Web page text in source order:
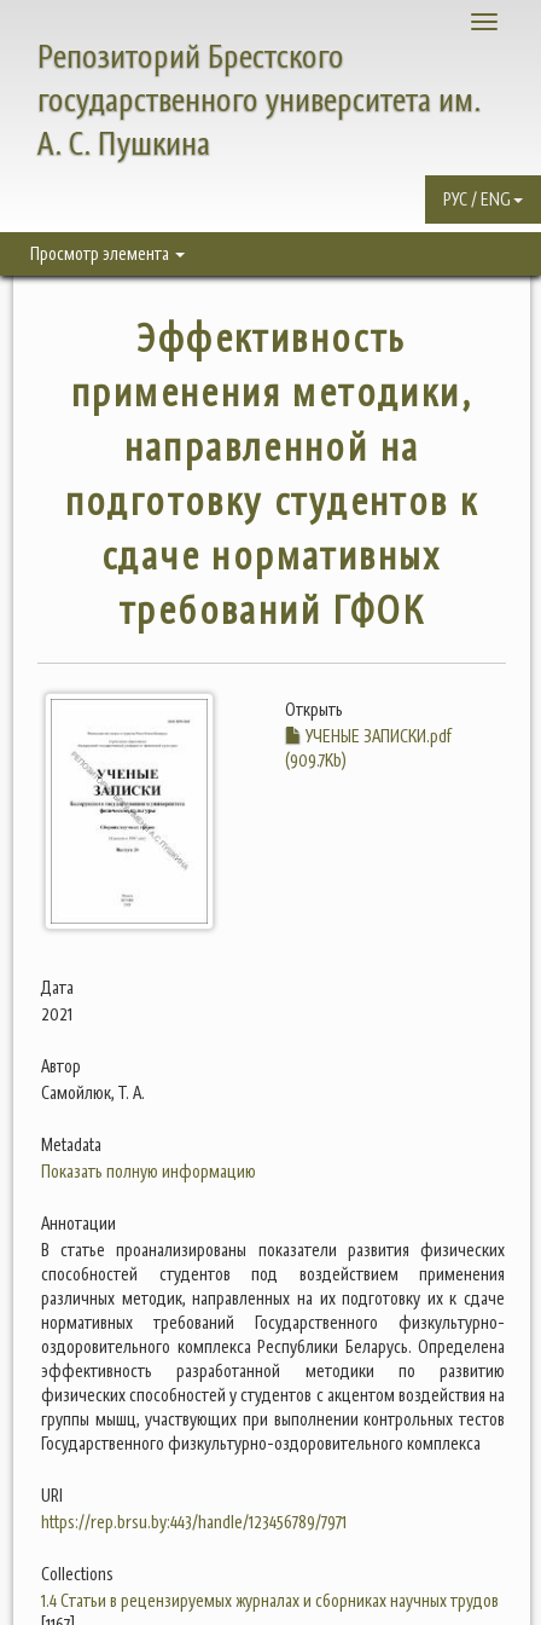
Toggle
Репозиторий Брестского
государственного университета им.
А. С. Пушкина
РУС / ENG
Просмотр элемента
Эффективность
применения методики,
направленной на
подготовку студентов к
сдаче нормативных
требований ГФОК
Открыть
УЧЕНЫЕ ЗАПИСКИ.pdf
(909.7Kb)
Дата
2021
Автор
Самойлюк, Т. А.
Metadata
Показать полную информацию
Аннотации
В статье проанализированы показатели развития физических
способностей студентов под воздействием применения
различных методик, направленных на их подготовку их к сдаче
нормативных требований Государственного физкультурно-
оздоровительного комплекса Республики Беларусь. Определена
эффективность разработанной методики по развитию
физических способностей у студентов с акцентом воздействия на
группы мышц, участвующих при выполнении контрольных тестов
Государственного физкультурно-оздоровительного комплекса
URI
https://rep.brsu.by:443/handle/123456789/7971
Collections
1.4 Статьи в рецензируемых журналах и сборниках научных трудов